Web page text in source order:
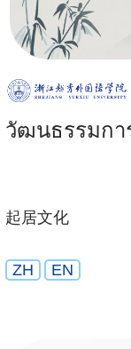
วัฒนธรรมกา
起居文化
ZH EN